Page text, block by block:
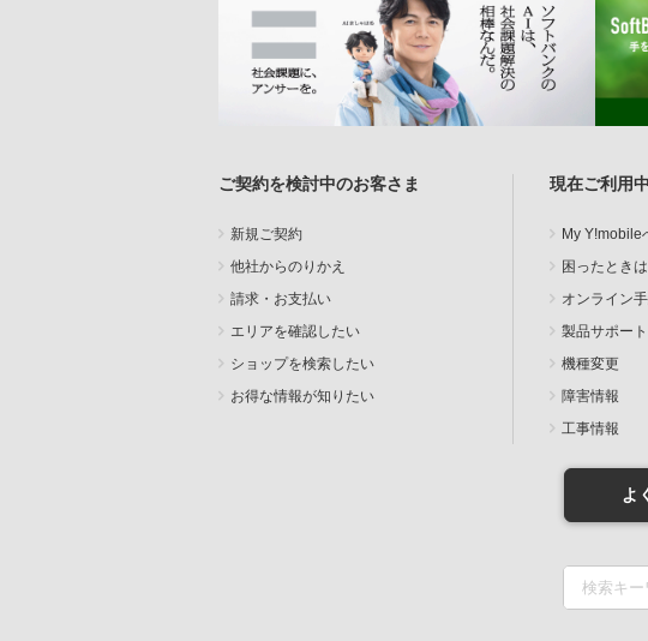
ご契約を検討中のお客さま
新規ご契約
他社からのりかえ
請求・お支払い
エリアを確認したい
ショップを検索したい
お得な情報が知りたい
現在ご利用
My Y!mobile
困ったときは
オンライン
製品サポート
機種変更
障害情報
工事情報
よ